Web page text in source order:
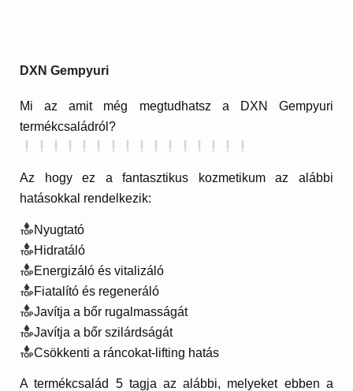
DXN Gempyuri
Mi az amit még megtudhatsz a DXN Gempyuri
termékcsaládról?
Az hogy ez a fantasztikus kozmetikum az alábbi
hatásokkal rendelkezik:
Nyugtató
Hidratáló
Energizáló és vitalizáló
Fiatalító és regeneráló
Javítja a bőr rugalmasságát
Javítja a bőr szilárdságát
Csökkenti a ráncokat-lifting hatás
A termékcsalád 5 tagja az alábbi, melyeket ebben a